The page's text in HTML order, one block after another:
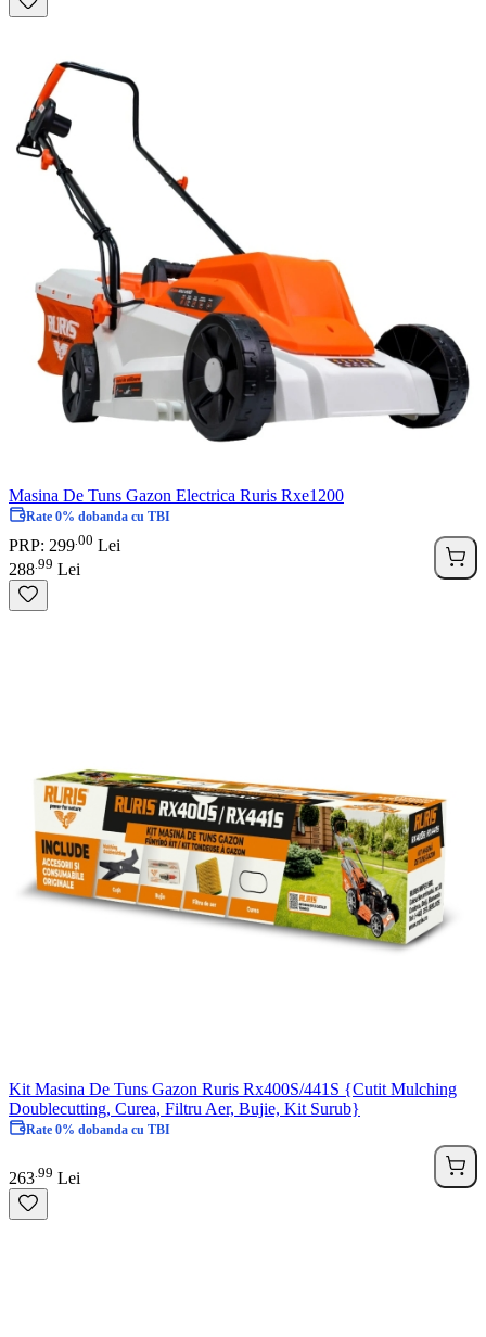
Masina De Tuns Gazon Electrica Ruris Rxe1200
Rate 0% dobanda cu TBI
PRP: 299 00 Lei
288 99 Lei
Kit Masina De Tuns Gazon Ruris Rx400S/441S {Cutit Mulching
Doublecutting, Curea, Filtru Aer, Bujie, Kit Surub}
Rate 0% dobanda cu TBI
263 99 Lei